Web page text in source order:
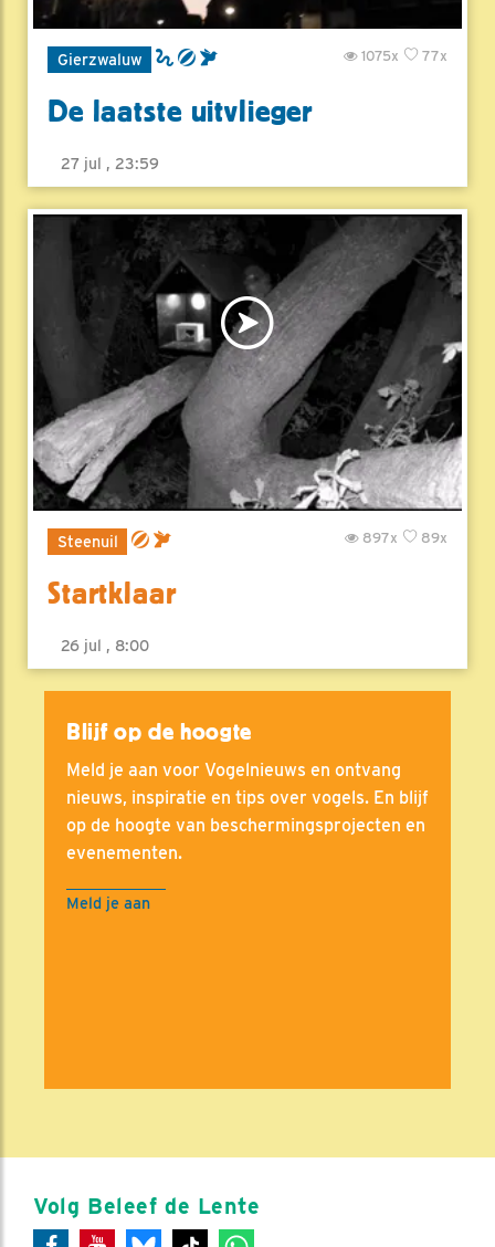
Gierzwaluw 77x
1075x
De laatste uitvlieger
27 jul , 23:59
Steenuil 89x
897x
Startklaar
26 jul , 8:00
Blijf op de hoogte
Meld je aan voor Vogelnieuws en ontvang
nieuws, inspiratie en tips over vogels. En blijf
op de hoogte van beschermingsprojecten en
evenementen.
Meld je aan
Volg Beleef de Lente